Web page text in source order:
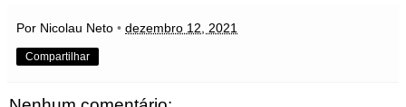
Por Nicolau Neto • dezembro 12, 2021
Compartilhar